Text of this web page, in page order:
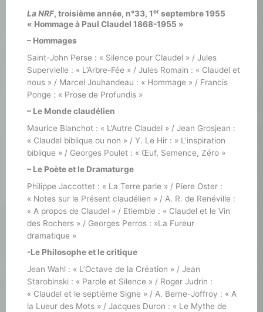
La NRF, troisième année, n°33, 1erseptembre 1955
« Hommage à Paul Claudel 1868-1955 »
– Hommages
Saint-John Perse : « Silence pour Claudel » / Jules
Supervielle : « L’Arbre-Fée » / Jules Romain : « Claudel et
nous » / Marcel Jouhandeau : « Hommage » / Francis
Ponge : « Prose de Profundis »
– Le Monde claudélien
Maurice Blanchot : « L’Autre Claudel » / Jean Grosjean :
« Claudel biblique ou non » / Y. Le Hir : » L’inspiration
biblique » / Georges Poulet : « Œuf, Semence, Zéro »
– Le Poète et le Dramaturge
Philippe Jaccottet : « La Terre parle » / Piere Oster :
« Notes sur le Présent claudélien » / A. R. de Renéville :
« A propos de Claudel » / Etiemble : « Claudel et le Vin
des Rochers » / Georges Perros : »La Fureur
dramatique »
-Le Philosophe et le critique
Jean Wahl : « L’Octave de la Création » / Jean
Starobinski : « Parole et Silence » / Roger Judrin :
« Claudel et le septième Signe » / A. Berne-Joffroy : « A
la Lueur des Mots » / Jacques Duron : « Le Mythe de